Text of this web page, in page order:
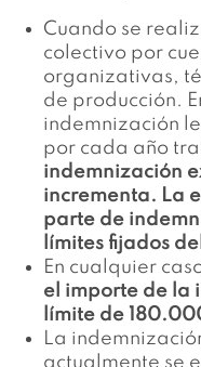
Cuando se
colectivo por
organizativas,
de producción.
indemnización
por cada año
indemnización
incrementa. La
parte de
límites fijados
En cualquier
el importe de la
límite de
La
actualmente se